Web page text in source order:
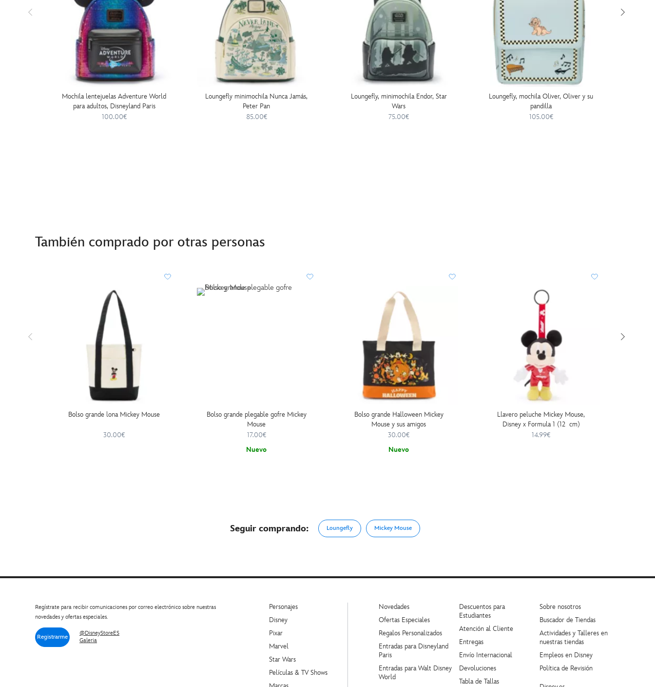
Mochila lentejuelas Adventure World
para adultos, Disneyland Paris
100.00€
Loungefly minimochila Nunca Jamás,
Peter Pan
85.00€
Loungefly, minimochila Endor, Star
Wars
75.00€
Loungefly, mochila Oliver, Oliver y su
pandilla
105.00€
También comprado por otras personas
Bolso grande lona Mickey Mouse
30.00€
Bolso grande plegable gofre Mickey
Mouse
17.00€
Nuevo
Bolso grande Halloween Mickey
Mouse y sus amigos
30.00€
Nuevo
Llavero peluche Mickey Mouse,
Disney x Formula 1 (12 cm)
14.99€
Seguir comprando: Loungefly Mickey Mouse
Regístrate para recibir comunicaciones por correo electrónico sobre nuestras
novedades y ofertas especiales.
Registrarme
@DisneyStoreES
Galeria
Personajes
Disney
Pixar
Marvel
Star Wars
Películas & TV Shows
Novedades
Ofertas Especiales
Regalos Personalizados
Entradas para Disneyland
Paris
Entradas para Walt Disney
World
Descuentos para
Estudiantes
Atención al Cliente
Entregas
Envío Internacional
Devoluciones
Tabla de Tallas
Sobre nosotros
Buscador de Tiendas
Actividades y Talleres en
nuestras tiendas
Empleos en Disney
Política de Revisión